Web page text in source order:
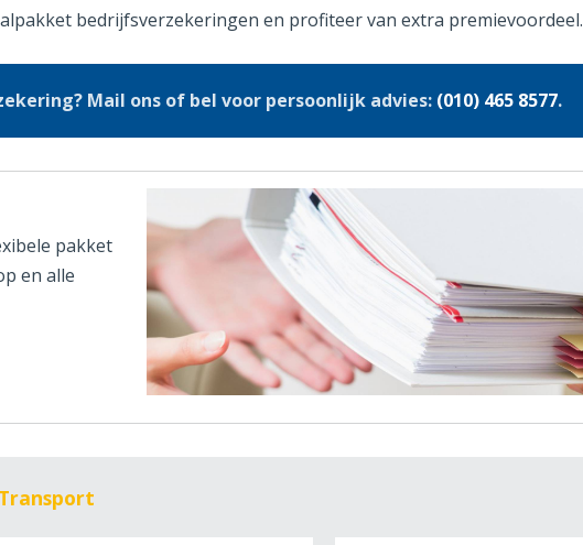
bedrijfsverzekeringen en profiteer van extra premievoordeel.
Mail ons of bel voor persoonlijk advies: (010) 465 8577.
pakket
en alle